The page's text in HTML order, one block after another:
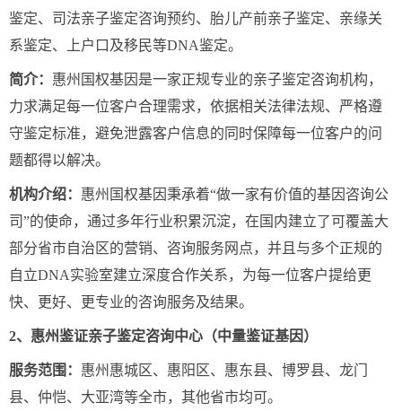
鉴定、司法亲子鉴定咨询预约、胎儿产前亲子鉴定、亲缘关
系鉴定、上户口及移民等DNA鉴定。
简介： 惠州国权基因是一家正规专业的亲子鉴定咨询机构，
力求满足每一位客户合理需求，依据相关法律法规、严格遵
守鉴定标准，避免泄露客户信息的同时保障每一位客户的问
题都得以解决。
机构介绍： 惠州国权基因秉承着“做一家有价值的基因咨询公
司”的使命，通过多年行业积累沉淀，在国内建立了可覆盖大
部分省市自治区的营销、咨询服务网点，并且与多个正规的
自立DNA实验室建立深度合作关系，为每一位客户提给更
快、更好、更专业的咨询服务及结果。
2、惠州鉴证亲子鉴定咨询中心（中量鉴证基因）
服务范围： 惠州惠城区、惠阳区、惠东县、博罗县、龙门
县、仲恺、大亚湾等全市，其他省市均可。